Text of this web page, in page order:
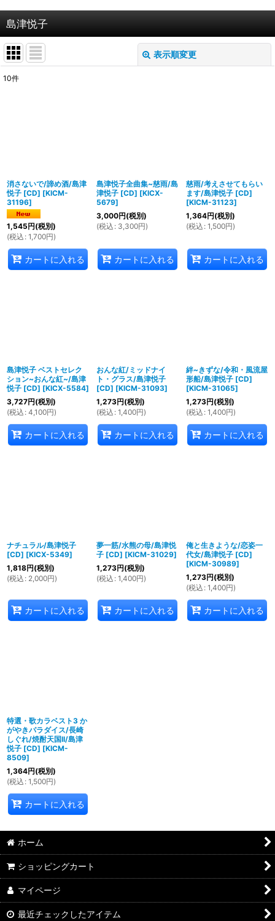
島津悦子
表示順変更
10件
消さないで/諦め酒/島津
悦子 [CD] [KICM-
31196]
1,545円(税別)
(税込 : 1,700円)
カートに入れる
島津悦子全曲集~慈雨/島
津悦子 [CD] [KICX-
5679]
3,000円(税別)
(税込 : 3,300円)
カートに入れる
慈雨/考えさせてもらい
ます/島津悦子 [CD]
[KICM-31123]
1,364円(税別)
(税込 : 1,500円)
カートに入れる
島津悦子 ベストセレク
ション~おんな紅~/島津
悦子 [CD] [KICX-5584]
3,727円(税別)
(税込 : 4,100円)
カートに入れる
おんな紅/ミッドナイ
ト・グラス/島津悦子
[CD] [KICM-31093]
1,273円(税別)
(税込 : 1,400円)
カートに入れる
絆~きずな/令和・風流屋
形船/島津悦子 [CD]
[KICM-31065]
1,273円(税別)
(税込 : 1,400円)
カートに入れる
ナチュラル/島津悦子
[CD] [KICX-5349]
1,818円(税別)
(税込 : 2,000円)
カートに入れる
夢一筋/水熊の母/島津悦
子 [CD] [KICM-31029]
1,273円(税別)
(税込 : 1,400円)
カートに入れる
俺と生きような/恋姿一
代女/島津悦子 [CD]
[KICM-30989]
1,273円(税別)
(税込 : 1,400円)
カートに入れる
特選・歌カラベスト3 か
がやきパラダイス/長崎
しぐれ/焼酎天国II/島津
悦子 [CD] [KICM-
8509]
1,364円(税別)
(税込 : 1,500円)
カートに入れる
ホーム
ショッピングカート
マイページ
最近チェックしたアイテム